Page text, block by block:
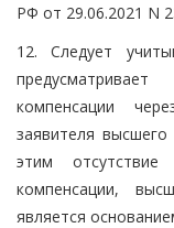
РФ от 29.06.2021 N
12. Следует
компенсации
заявителя
этим
компенсации,
является